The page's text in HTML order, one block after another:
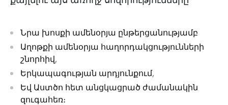
Նրա խոսքի ամենօրյա ընթերցանությամբ
Աղոթքի ամենօրյա հաղորդակցությունների
շնորհիվ,
Երկապագության արդյունքում,
Եվ Աստծո հետ անցկացրած ժամանակին
զուգահեռ։